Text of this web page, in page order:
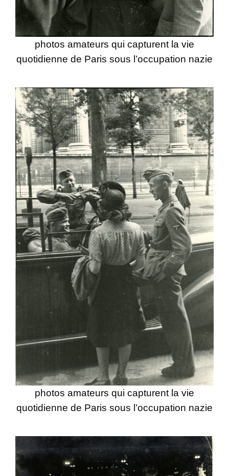
photos amateurs qui capturent la vie
quotidienne de Paris sous l’occupation nazie
photos amateurs qui capturent la vie
quotidienne de Paris sous l’occupation nazie